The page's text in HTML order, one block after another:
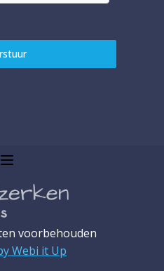
voorbehouden
Webi it Up